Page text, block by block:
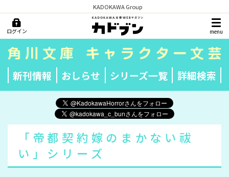
KADOKAWA Group
ログイン menu
新刊情報 おしらせ シリーズ一覧 詳細検索
「帝都契約嫁のまかない祓
い」シリーズ